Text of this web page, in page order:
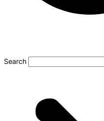
Search